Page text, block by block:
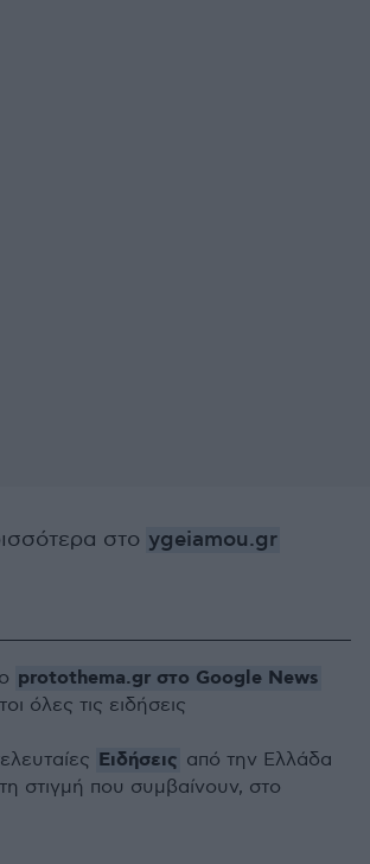
στο ygeiamou.gr
protothema.gr στο Google News
όλες τις ειδήσεις
Ειδήσεις από την Ελλάδα
στιγμή που συμβαίνουν, στο